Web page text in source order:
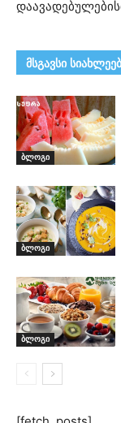
მსგავსი
ბლოგი
ბლოგი
ბლოგი